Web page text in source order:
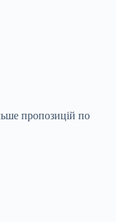
пропозицій по